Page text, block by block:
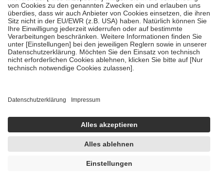
• Kindern und Jugendlichen bis zum vollendeten 18. Lebensjahr
mit Ausnahme der Fahrkosten
• Untersuchungen zur Vorsorge und Früherkennung, die von der
GKV getragen werden
• empfohlenen Schutzimpfungen
• Harn- und Blutteststreifen
getroffen, um sicherzustellen, dass es sich um echte Bewertungen
https://help.etrusted.com/hc/de/articles/4419944605341
Einige Bilder und Inhalte wurden unter Zuhilfenahme künstlicher